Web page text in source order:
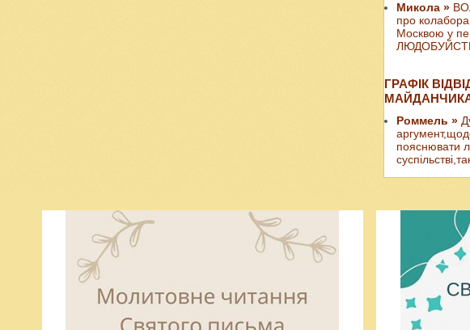
Микола »
про
Москвою у
ГРАФІК
Роммель »
пояснювати